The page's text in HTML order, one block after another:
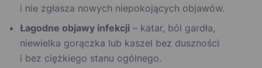
i nie zgłasza nowych niepokojących objawów.
Łagodne objawy infekcji – katar, ból gardła,
niewielka gorączka lub kaszel bez duszności
i bez ciężkiego stanu ogólnego.